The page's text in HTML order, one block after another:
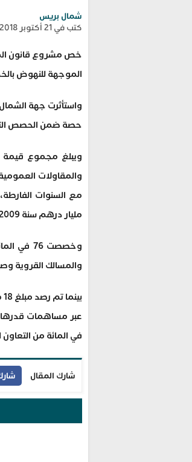
شمال بريس
كتب في 21 أكتوبر 2018 - 3:57 م
الموجهة للنهوض
حصة ضمن الحصص
مليار درهم سنة 2009.
والمسالك القروية وصيانتها، ونال التعليم 19 في
في المائة من التعاون
شارك المقال